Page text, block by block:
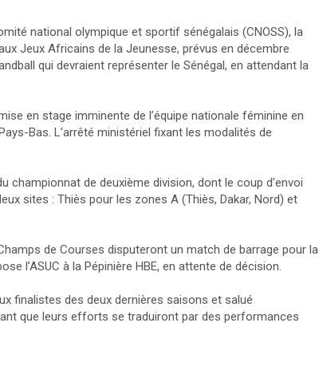
national olympique et sportif sénégalais (CNOSS), la
Jeux Africains de la Jeunesse, prévus en décembre
qui devraient représenter le Sénégal, en attendant la
en stage imminente de l’équipe nationale féminine en
Bas. L’arrêté ministériel fixant les modalités de
championnat de deuxième division, dont le coup d’envoi
sites : Thiès pour les zones A (Thiès, Dakar, Nord) et
de Courses disputeront un match de barrage pour la
l’ASUC à la Pépinière HBE, en attente de décision.
finalistes des deux dernières saisons et salué
que leurs efforts se traduiront par des performances